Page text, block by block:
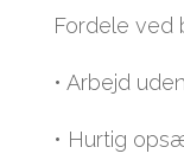
Fordele ved
• Arbejd
• Hurtig